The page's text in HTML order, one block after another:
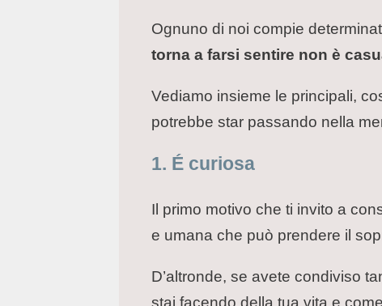
Ognuno di noi compie
torna a farsi sentire non è
Vediamo insieme le principali,
potrebbe star passando nella
1. É curiosa
Il primo motivo che ti invito a
e umana che può prendere il
D’altronde, se avete condiviso
stai facendo della tua vita e